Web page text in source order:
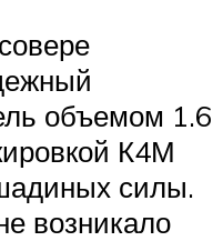
объемом 1.6
К4М
силы.
возникало